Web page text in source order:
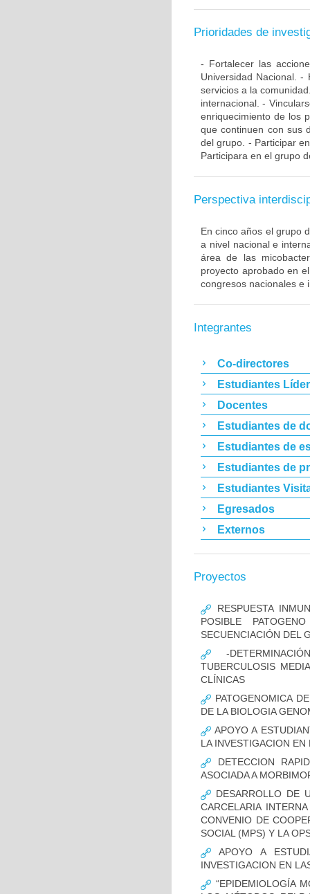
Prioridades de
- Fortalecer las
Universidad Nacional. -
servicios a la
internacional. -
enriquecimiento de los
que continuen con sus
del grupo. - Participar
Participara en el grupo
Perspectiva
En cinco años el grupo
a nivel nacional e
área de las
proyecto aprobado en
congresos nacionales e
Integrantes
Co-directores
Estudiantes
Docentes
Estudiantes de
Estudiantes de
Estudiantes de
Estudiantes
Egresados
Externos
Proyectos
RESPUESTA
POSIBLE
SECUENCIACIÓN DEL
-
TUBERCULOSIS
CLÍNICAS
PATOGENOMICA
DE LA BIOLOGIA
APOYO A
LA INVESTIGACION EN
DETECCION
ASOCIADA A
DESARROLLO DE
CARCELARIA
CONVENIO DE
SOCIAL (MPS) Y LA
APOYO A
INVESTIGACION EN
“EPIDEMIOLOGÍA